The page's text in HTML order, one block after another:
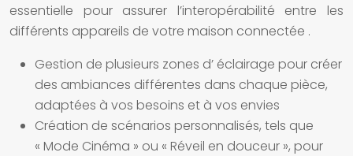
essentielle pour assurer l’interopérabilité entre les
différents appareils de votre maison connectée .
Gestion de plusieurs zones d’ éclairage pour créer
des ambiances différentes dans chaque pièce,
adaptées à vos besoins et à vos envies
Création de scénarios personnalisés, tels que
« Mode Cinéma » ou « Réveil en douceur », pour